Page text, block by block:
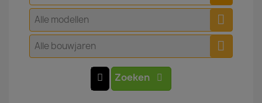
Alle modellen
Alle bouwjaren
Zoeken